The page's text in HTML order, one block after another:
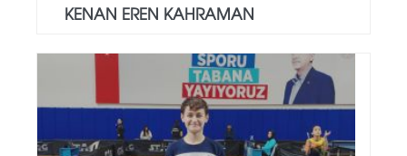
KENAN EREN KAHRAMAN